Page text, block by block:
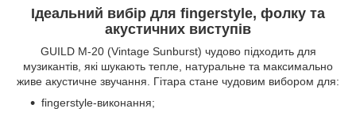
Ідеальний вибір для fingerstyle, фолку та
акустичних виступів
GUILD M-20 (Vintage Sunburst) чудово підходить для
музикантів, які шукають тепле, натуральне та максимально
живе акустичне звучання. Гітара стане чудовим вибором для:
fingerstyle-виконання;